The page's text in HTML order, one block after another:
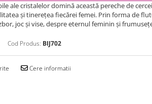
ale cristalelor domină această pereche de
şi tinereţea fiecărei femei. Prin forma de
joc şi vise, despre eternul feminin şi
Cod Produs: BIJ702
Cere informatii